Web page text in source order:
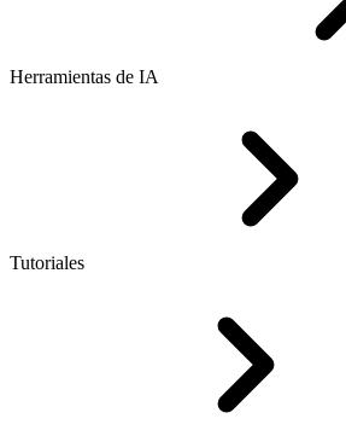
Herramientas de IA
Tutoriales